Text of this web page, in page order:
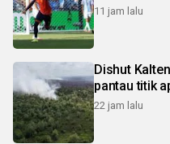
11 jam lalu
Dishut
pantau titik
22 jam lalu